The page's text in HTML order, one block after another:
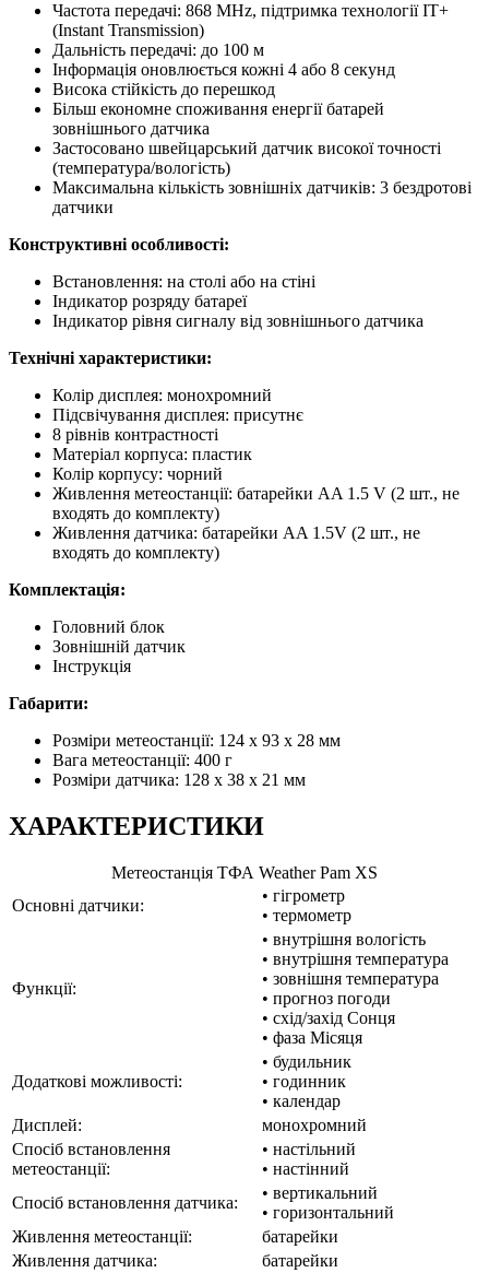
Частота передачі: 868 MHz, підтримка технології IT+
(Instant Transmission)
Дальність передачі: до 100 м
Інформація оновлюється кожні 4 або 8 секунд
Висока стійкість до перешкод
Більш економне споживання енергії батарей
зовнішнього датчика
Застосовано швейцарський датчик високої точності
(температура/вологість)
Максимальна кількість зовнішніх датчиків: 3 бездротові
датчики
Конструктивні особливості:
Встановлення: на столі або на стіні
Індикатор розряду батареї
Індикатор рівня сигналу від зовнішнього датчика
Технічні характеристики:
Колір дисплея: монохромний
Підсвічування дисплея: присутнє
8 рівнів контрастності
Матеріал корпуса: пластик
Колір корпусу: чорний
Живлення метеостанції: батарейки AA 1.5 V (2 шт., не
входять до комплекту)
Живлення датчика: батарейки AA 1.5V (2 шт., не
входять до комплекту)
Комплектація:
Головний блок
Зовнішній датчик
Інструкція
Габарити:
Розміри метеостанції: 124 x 93 х 28 мм
Вага метеостанції: 400 г
Розміри датчика: 128 х 38 x 21 мм
ХАРАКТЕРИСТИКИ
Метеостанція ТФА Weather Pam XS
Основні датчики:
• гігрометр
• термометр
Функції:
• внутрішня вологість
• внутрішня температура
• зовнішня температура
• прогноз погоди
• схід/захід Сонця
• фаза Місяця
Додаткові можливості:
• будильник
• годинник
• календар
Дисплей:
монохромний
Спосіб встановлення
метеостанції:
• настільний
• настінний
Спосіб встановлення датчика:
• вертикальний
• горизонтальний
Живлення метеостанції:
батарейки
Живлення датчика:
батарейки